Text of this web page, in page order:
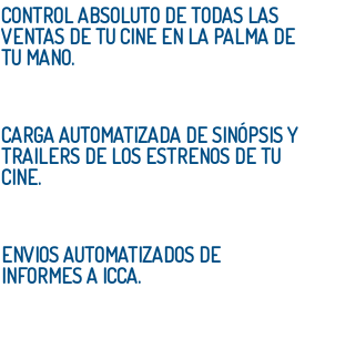
CONTROL ABSOLUTO DE TODAS LAS
VENTAS DE TU CINE EN LA PALMA DE
TU MANO.
CARGA AUTOMATIZADA DE SINÓPSIS Y
TRAILERS DE LOS ESTRENOS DE TU
CINE.
ENVIOS AUTOMATIZADOS DE
INFORMES A ICCA.